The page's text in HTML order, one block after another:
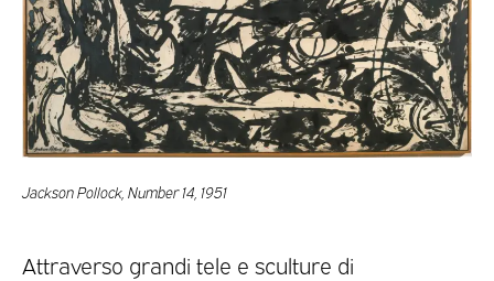
Jackson Pollock, Number 14, 1951
Attraverso grandi tele e sculture di